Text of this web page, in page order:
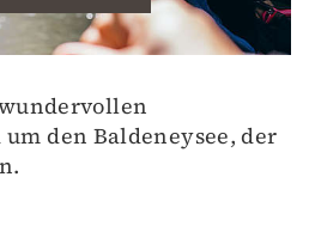
den Baldeneysee, der